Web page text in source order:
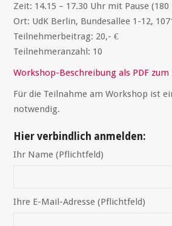
Zeit: 14.15 – 17.30 Uhr mit Pause
Ort: UdK Berlin, Bundesallee 1-12,
Teilnehmerbeitrag: 20,- €
Teilnehmeranzahl: 10
Workshop-Beschreibung als PDF zum
Für die Teilnahme am Workshop ist
notwendig.
Hier verbindlich anmelden:
Ihr Name (Pflichtfeld)
Ihre E-Mail-Adresse (Pflichtfeld)